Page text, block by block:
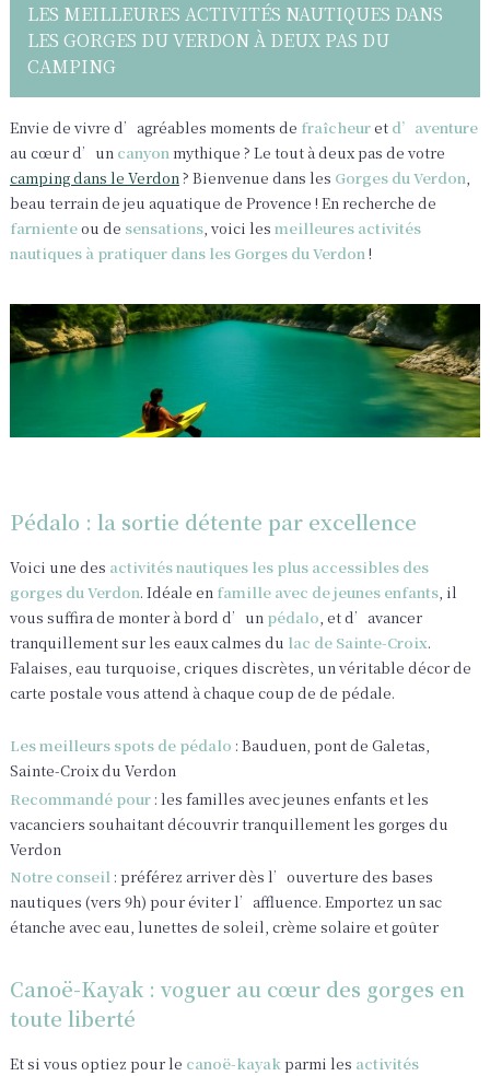
LES MEILLEURES ACTIVITÉS NAUTIQUES DANS
LES GORGES DU VERDON À DEUX PAS DU
CAMPING
Envie de vivre d’agréables moments de fraîcheuretd’aventure
au cœur d’un canyonmythique ? Le tout à deux pas de votre
camping dans le Verdon? Bienvenue dans les Gorges du Verdon,
beau terrain de jeu aquatique de Provence ! En recherche de
farnienteou de sensations, voici les meilleures activités
nautiques à pratiquer dans les Gorges du Verdon!
Pédalo : la sortie détente par excellence
Voici une des activités nautiques les plus accessibles des
gorges du Verdon. Idéale en famille avec de jeunes enfants, il
vous suffira de monter à bord d’un pédalo , et d’avancer
tranquillement sur les eaux calmes du lac de Sainte-Croix.
Falaises, eau turquoise, criques discrètes, un véritable décor de
carte postale vous attend à chaque coup de de pédale.
Les meilleurs spots de pédalo : Bauduen, pont de Galetas,
Sainte-Croix du Verdon
Recommandé pour: les familles avec jeunes enfants et les
vacanciers souhaitant découvrir tranquillement les gorges du
Verdon
Notre conseil: préférez arriver dès l’ouverture des bases
nautiques (vers 9h) pour éviter l’affluence. Emportez un sac
étanche avec eau, lunettes de soleil, crème solaire et goûter
Canoë-Kayak : voguer au cœur des gorges en
toute liberté
Et si vous optiez pour le canoë-kayakparmi les activités